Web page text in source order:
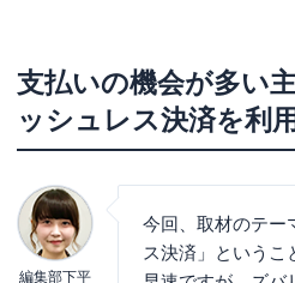
支払いの機会が多い
ッシュレス決済を利
編集部下平
今回、取材のテー
ス決済」というこ